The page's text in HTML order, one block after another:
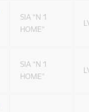
SIA “N 1
HOME”
SIA “N 1
HOME”